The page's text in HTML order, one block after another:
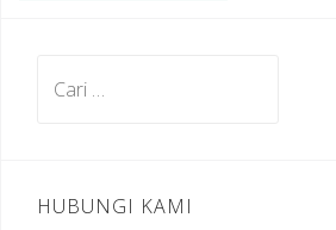
HUBUNGI KAMI